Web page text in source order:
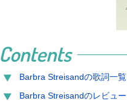
Contents
Barbra Streisandの歌詞一覧
Barbra Streisandのレビュー